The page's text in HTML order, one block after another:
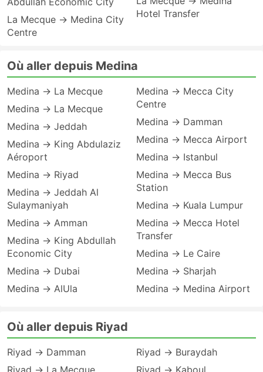
La Mecque → Medina City
Centre
Hotel Transfer
Où aller depuis Medina
Medina → La Mecque
Medina → La Mecque
Medina → Jeddah
Medina → King Abdulaziz
Aéroport
Medina → Riyad
Medina → Jeddah Al
Sulaymaniyah
Medina → Amman
Medina → King Abdullah
Economic City
Medina → Dubai
Medina → AlUla
Medina → Mecca City
Centre
Medina → Damman
Medina → Mecca Airport
Medina → Istanbul
Medina → Mecca Bus
Station
Medina → Kuala Lumpur
Medina → Mecca Hotel
Transfer
Medina → Le Caire
Medina → Sharjah
Medina → Medina Airport
Où aller depuis Riyad
Riyad → Damman
Riyad → La Mecque
Riyad → Buraydah
Riyad → Kaboul